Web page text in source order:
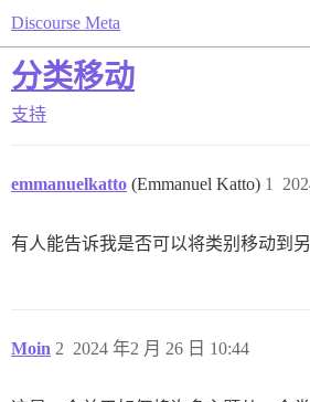
Discourse Meta
分类移动
支持
emmanuelkatto (Emmanuel Katto) 1
有人能告诉我是否可以将类别移动到另
Moin 2024 年2 月 26 日 10:44
2